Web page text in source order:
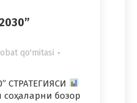
qo'mitasi
СТРАТЕГИЯСИ
соҳаларни бозор